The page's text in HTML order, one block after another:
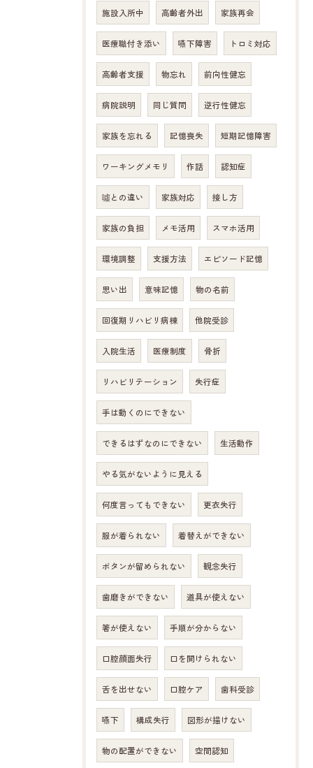
施設入所中 高齢者外出 家族再会
医療職付き添い 嚥下障害 トロミ対応
高齢者支援 物忘れ 前向性健忘
病院説明 同じ質問 逆行性健忘
家族を忘れる 記憶喪失 短期記憶障害
ワーキングメモリ 作話 認知症
噓との違い 家族対応 接し方
家族の負担 メモ活用 スマホ活用
環境調整 支援方法 エピソード記憶
思い出 意味記憶 物の名前
回復期リハビリ病棟 他院受診
入院生活 医療制度 骨折
リハビリテーション 失行症
手は動くのにできない
できるはずなのにできない 生活動作
やる気がないように見える
何度言ってもできない 更衣失行
服が着られない 着替えができない
ボタンが留められない 観念失行
歯磨きができない 道具が使えない
箸が使えない 手順が分からない
口腔顔面失行 口を開けられない
舌を出せない 口腔ケア 歯科受診
嚥下 構成失行 図形が描けない
物の配置ができない 空間認知